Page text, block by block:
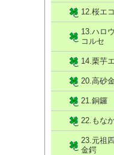
12.桜エ
13.ハロ
コルセ
14.栗芋
20.高砂
21.銅鑼
22.もな
23.元祖
金鍔